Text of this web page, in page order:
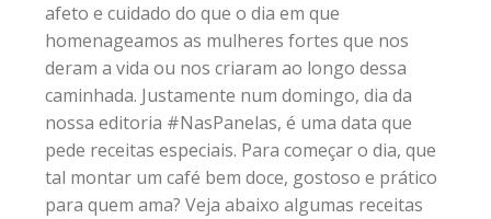
afeto e cuidado do que o dia em que
homenageamos as mulheres fortes que nos
deram a vida ou nos criaram ao longo dessa
caminhada. Justamente num domingo, dia da
nossa editoria #NasPanelas, é uma data que
pede receitas especiais. Para começar o dia, que
tal montar um café bem doce, gostoso e prático
para quem ama? Veja abaixo algumas receitas